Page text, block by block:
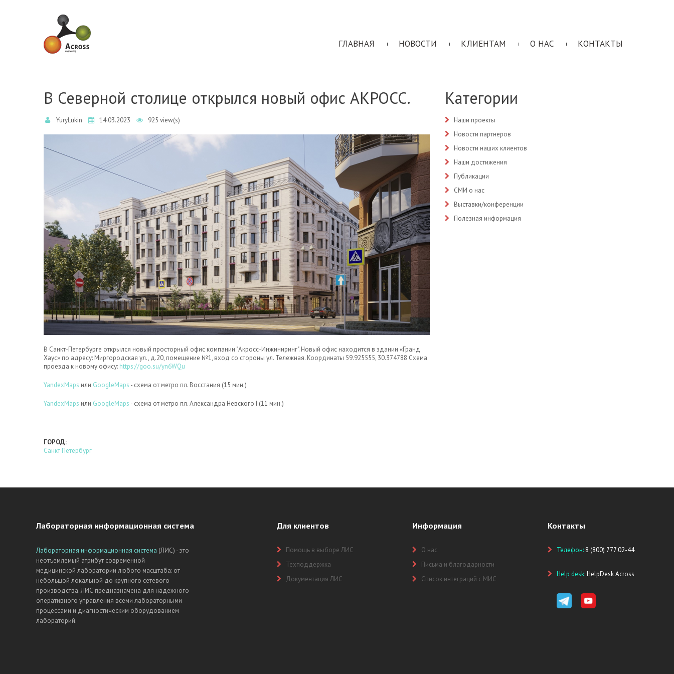
ГЛАВНАЯ НОВОСТИ КЛИЕНТАМ О НАС КОНТАКТЫ
В Северной столице открылся новый офис АКРОСС.
YuryLukin 14.03.2023 925 view(s)
В Санкт-Петербурге открылся новый просторный офис компании "Акросс-Инжиниринг". Новый офис находится в здании «Гранд
Хаус» по адресу: Миргородская ул., д.20, помещение №1, вход со стороны ул. Тележная. Координаты 59.925555, 30.374788 Схема
проезда к новому офису: https://goo.su/yn6WQu
YandexMaps или GoogleMaps - схема от метро пл. Восстания (15 мин.)
YandexMaps или GoogleMaps - схема от метро пл. Александра Невского I (11 мин.)
ГОРОД:
Санкт Петербург
Категории
Наши проекты
Новости партнеров
Новости наших клиентов
Наши достижения
Публикации
СМИ о нас
Выставки/конференции
Полезная информация
Лабораторная информационная система
Лабораторная информационная система (ЛИС) - это
неотъемлемый атрибут современной
медицинской лаборатории любого масштаба: от
небольшой локальной до крупного сетевого
производства. ЛИС предназначена для надежного
оперативного управления всеми лабораторными
процессами и диагностическим оборудованием
лабораторий.
Для клиентов
Помощь в выборе ЛИС
Техподдержка
Документация ЛИС
Информация
О нас
Письма и благодарности
Список интеграций с МИС
Контакты
Телефон: 8 (800) 777 02-44
Help desk:HelpDesk Across